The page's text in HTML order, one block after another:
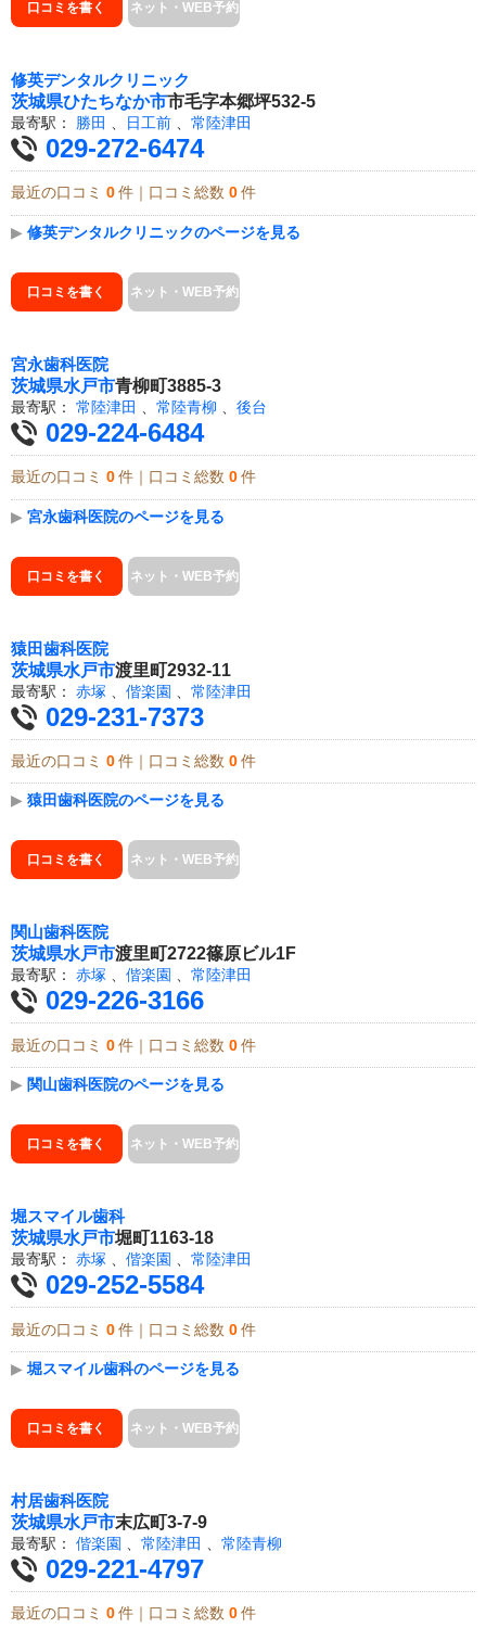
口コミを書く ネット・WEB予約
修英デンタルクリニック
茨城県ひたちなか市市毛字本郷坪532-5
最寄駅： 勝田 日工前 常陸津田
029-272-6474
最近の口コミ 0 件｜口コミ総数 0 件
▶ 修英デンタルクリニックのページを見る
口コミを書く ネット・WEB予約
宮永歯科医院
茨城県水戸市青柳町3885-3
最寄駅： 常陸津田 常陸青柳 後台
029-224-6484
最近の口コミ 0 件｜口コミ総数 0 件
▶ 宮永歯科医院のページを見る
口コミを書く ネット・WEB予約
猿田歯科医院
茨城県水戸市渡里町2932-11
最寄駅： 赤塚 偕楽園 常陸津田
029-231-7373
最近の口コミ 0 件｜口コミ総数 0 件
▶ 猿田歯科医院のページを見る
口コミを書く ネット・WEB予約
関山歯科医院
茨城県水戸市渡里町2722篠原ビル1F
最寄駅： 赤塚 、 偕楽園 、 常陸津田
029-226-3166
最近の口コミ 0 件｜口コミ総数 0 件
▶ 関山歯科医院のページを見る
口コミを書く ネット・WEB予約
堀スマイル歯科
茨城県水戸市堀町1163-18
最寄駅： 赤塚 、 偕楽園 、 常陸津田
029-252-5584
最近の口コミ 0 件｜口コミ総数 0 件
▶ 堀スマイル歯科のページを見る
口コミを書く ネット・WEB予約
村居歯科医院
茨城県水戸市末広町3-7-9
最寄駅： 偕楽園 常陸津田 常陸青柳
029-221-4797
最近の口コミ 0 件｜口コミ総数 0 件